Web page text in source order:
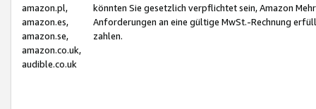
amazon.pl,
amazon.es,
amazon.se,
amazon.co.uk,
audible.co.uk
könnten Sie gesetzlich verpflichtet sein, Amazon
Anforderungen an eine gültige MwSt.-Rechnung
zahlen.